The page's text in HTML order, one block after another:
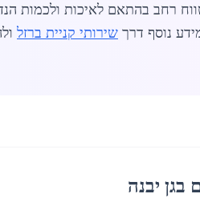
רחב בהתאם לאיכות ולכמות
נוסף דרך שירותי קניית ברזל
בגן יבנה